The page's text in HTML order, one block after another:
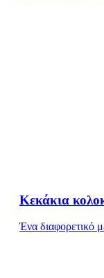
Κεκάκια
Ένα διαφορετικό